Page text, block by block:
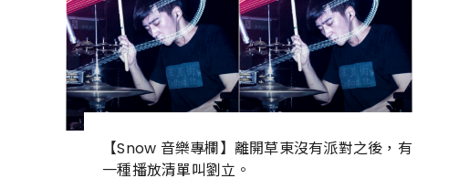
【Snow 音樂專欄】離開草東沒有派對之後，有
一種播放清單叫劉立。